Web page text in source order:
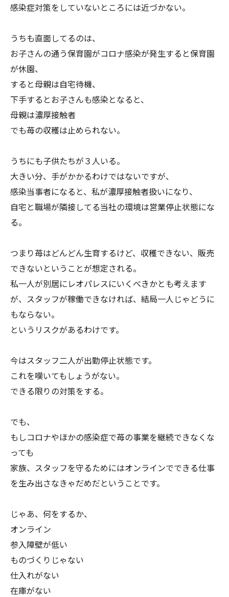
感染症対策をしていないところには近づかない。
うちも直面してるのは、
お子さんの通う保育園がコロナ感染が発生すると保育園
が休園、
すると母親は自宅待機、
下手するとお子さんも感染となると、
母親は濃厚接触者
でも苺の収穫は止められない。
うちにも子供たちが３人いる。
大きい分、手がかかるわけではないですが、
感染当事者になると、私が濃厚接触者扱いになり、
自宅と職場が隣接してる当社の環境は営業停止状態にな
る。
つまり苺はどんどん生育するけど、収穫できない、販売
できないということが想定される。
私一人が別居にレオパレスにいくべきかとも考えます
が、スタッフが稼働できなければ、結局一人じゃどうに
もならない。
というリスクがあるわけです。
今はスタッフ二人が出勤停止状態です。
これを嘆いてもしょうがない。
できる限りの対策をする。
でも、
もしコロナやほかの感染症で苺の事業を継続できなくな
っても
家族、スタッフを守るためにはオンラインでできる仕事
を生み出さなきゃだめだということです。
じゃあ、何をするか、
オンライン
参入障壁が低い
ものづくりじゃない
仕入れがない
在庫がない